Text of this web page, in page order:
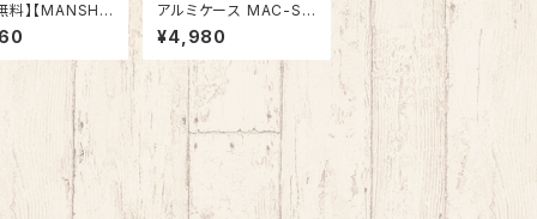
料】【MANSHI
プドリル ナノ
ーティング
アルミケース MAC-S
W2 送料無料 アタッシ
ュケース アルミケース
ジュラルミンケース 展
示用箱 スポンジ 工具
箱 精密機器 音響 モデ
ルガン ゲーム機 測定機
器 小型 工具収納 ブロ
ッククッション付き 小物
収納 ケースボックス
¥4,980